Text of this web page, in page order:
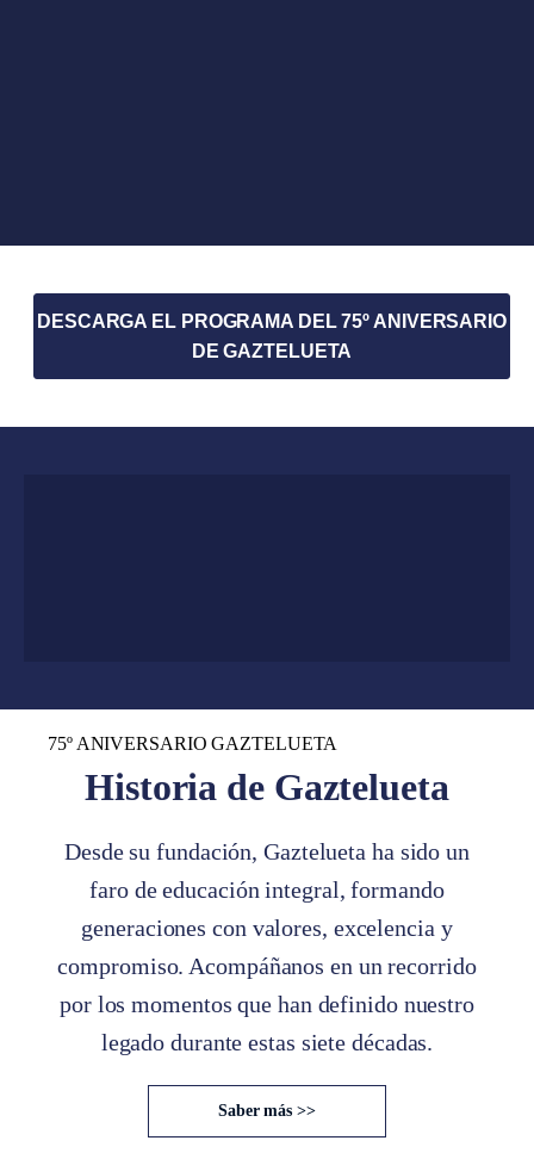
DESCARGA EL PROGRAMA DEL 75º ANIVERSARIO
DE GAZTELUETA
75º ANIVERSARIO GAZTELUETA
Historia de Gaztelueta
Desde su fundación, Gaztelueta ha sido un
faro de educación integral, formando
generaciones con valores, excelencia y
compromiso. Acompáñanos en un recorrido
por los momentos que han definido nuestro
legado durante estas siete décadas.
Saber más >>